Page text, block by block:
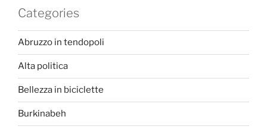
Categories
Abruzzo in tendopoli
Alta politica
Bellezza in biciclette
Burkinabeh